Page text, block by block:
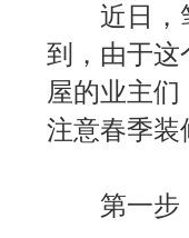
近日，笔
到，由于这
屋的业主
注意春季装
第一步：